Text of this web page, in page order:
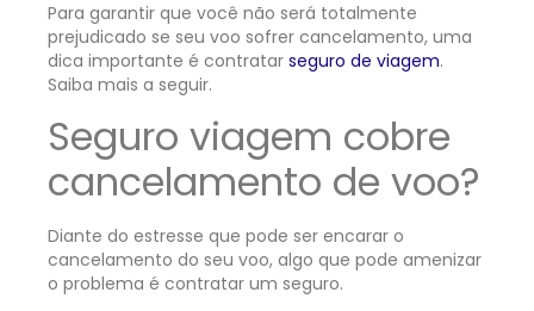
Para garantir que você não será totalmente
prejudicado se seu voo sofrer cancelamento, uma
dica importante é contratar seguro de viagem.
Saiba mais a seguir.
Seguro viagem cobre
cancelamento de voo?
Diante do estresse que pode ser encarar o
cancelamento do seu voo, algo que pode amenizar
o problema é contratar um seguro.